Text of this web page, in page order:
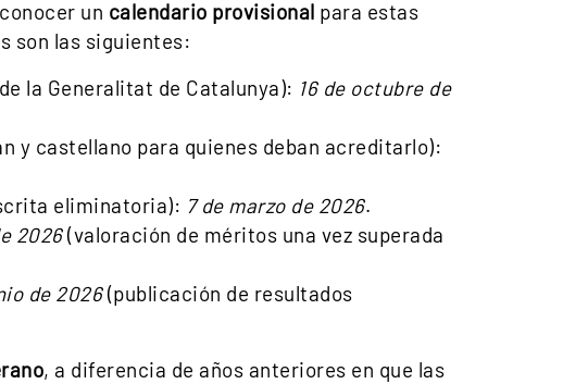
un calendario provisional para estas
son las siguientes:
la Generalitat de Catalunya): 16 de octubre de
y castellano para quienes deban acreditarlo):
eliminatoria): 7 de marzo de 2026.
2026(valoración de méritos una vez superada
de 2026(publicación de resultados
, a diferencia de años anteriores en que las